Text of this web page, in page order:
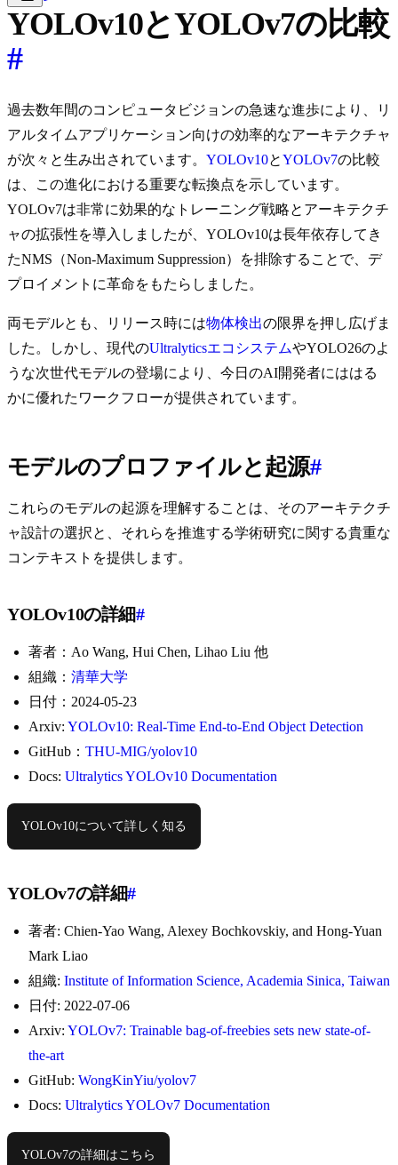
YOLOv10とYOLOv7の比較
#
過去数年間のコンピュータビジョンの急速な進歩により、リ
アルタイムアプリケーション向けの効率的なアーキテクチャ
が次々と生み出されています。 YOLOv10とYOLOv7の比較
は、この進化における重要な転換点を示しています。
YOLOv7は非常に効果的なトレーニング戦略とアーキテクチ
ャの拡張性を導入しましたが、YOLOv10は長年依存してき
たNMS（Non-Maximum Suppression）を排除することで、デ
プロイメントに革命をもたらしました。
両モデルとも、リリース時には物体検出の限界を押し広げま
した。しかし、現代のUltralyticsエコシステムやYOLO26のよ
うな次世代モデルの登場により、今日のAI開発者にははる
かに優れたワークフローが提供されています。
モデルのプロファイルと起源#
これらのモデルの起源を理解することは、そのアーキテクチ
ャ設計の選択と、それらを推進する学術研究に関する貴重な
コンテキストを提供します。
YOLOv10の詳細#
著者：Ao Wang, Hui Chen, Lihao Liu 他
組織： 清華大学
日付：2024-05-23
Arxiv: YOLOv10: Real-Time End-to-End Object Detection
GitHub： THU-MIG/yolov10
Docs: Ultralytics YOLOv10 Documentation
YOLOv10について詳しく知る
YOLOv7の詳細#
著者: Chien-Yao Wang, Alexey Bochkovskiy, and Hong-Yuan
Mark Liao
組織: Institute of Information Science, Academia Sinica, Taiwan
日付: 2022-07-06
Arxiv: YOLOv7: Trainable bag-of-freebies sets new state-of-
the-art
GitHub: WongKinYiu/yolov7
Docs: Ultralytics YOLOv7 Documentation
YOLOv7の詳細はこちら